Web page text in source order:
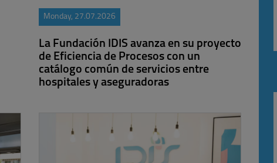
Monday, 27.07.2026
La Fundación IDIS avanza en su proyecto
de Eficiencia de Procesos con un
catálogo común de servicios entre
hospitales y aseguradoras